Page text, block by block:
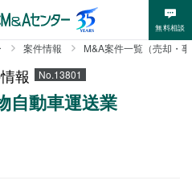
無料相談
案件情報 M&A案件一覧（売却・
報 No.13801
自動車運送業